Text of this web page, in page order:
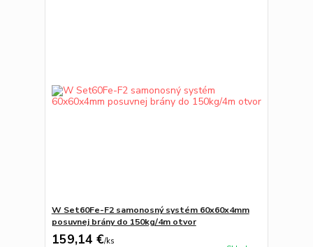
W Set60Fe-F2 samonosný systém 60x60x4mm
posuvnej brány do 150kg/4m otvor
159,14 €/ks